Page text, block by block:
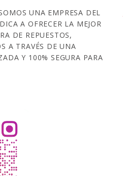
UNA EMPRESA DEL
A OFRECER LA MEJOR
DE REPUESTOS,
A TRAVÉS DE UNA
Y 100% SEGURA PARA